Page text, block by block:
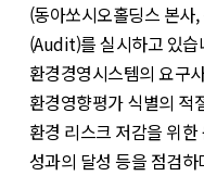
(동아쏘시오홀딩스 본사
(Audit)를 실시하고 있
환경경영시스템의 요구
환경영향평가 식별의 적
환경 리스크 저감을 위
성과의 달성 등을 점검